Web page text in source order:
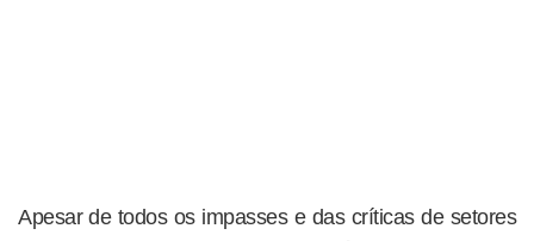
Apesar de todos os impasses e das críticas de setores